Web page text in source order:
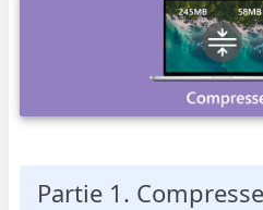
Partie 1.